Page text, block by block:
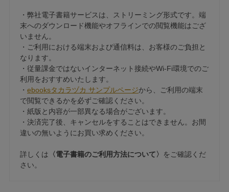
・弊社電子書籍サービスは、ストリーミング形式です。端
末へのダウンロード機能やオフラインでの閲覧機能はござ
いません。
・ご利用における端末および通信料は、お客様のご負担と
なります。
・従量課金ではないインターネット接続やWi-Fi環境でのご
利用をおすすめいたします。
・ ebooksタカラヅカ サンプルページから、ご利用の端末
で閲覧できるかを必ずご確認ください。
・紙版と内容が一部異なる場合がございます。
・決済完了後、キャンセルをすることはできません。お間
違いの無いようにお買い求めください。
詳しくは 〈電子書籍のご利用方法について〉
をご確認くだ
さい。